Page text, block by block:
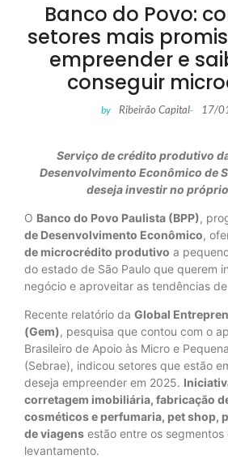
Banco do Povo:
setores mais
empreender e
conseguir
by Ribeirão Capital- 17/
Serviço de crédito produtivo
Desenvolvimento Econômico de
deseja investir no
O Banco do Povo Paulista (BPP),
de Desenvolvimento Econômico,
de microcrédito produtivo a
do estado de São Paulo que querem
negócio e aproveitar as tendências
Recente relatório da Global
(Gem), pesquisa que contou com o
Brasileiro de Apoio às Micro e
(Sebrae), indicou setores que estão
deseja empreender em 2025.
corretagem imobiliária, fabricação
cosméticos e perfumaria, pet shop,
de viagens estão entre os
levantamento.